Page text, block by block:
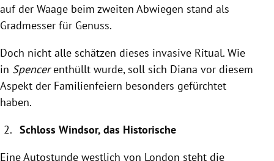
auf der Waage beim zweiten Abwiegen stand als
Gradmesser für Genuss.
Doch nicht alle schätzen dieses invasive Ritual. Wie
in Spencerenthüllt wurde, soll sich Diana vor diesem
Aspekt der Familienfeiern besonders gefürchtet
haben.
Schloss Windsor, das Historische
Eine Autostunde westlich von London steht die